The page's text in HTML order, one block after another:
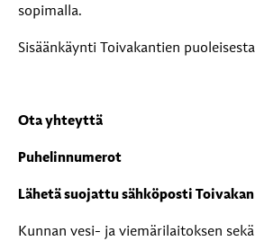
sopimalla.
Sisäänkäynti Toivakantien
Ota yhteyttä
Puhelinnumerot
Lähetä suojattu sähköposti
Kunnan vesi- ja viemärilaitoksen